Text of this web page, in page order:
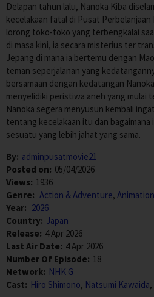
Delapan tahun lalu, Nanoka Kiba
kecelakaan fatal di Pusat
lorong toko-toko yang terbengkalai
di masa kini, ia secara misterius ter
Jepang di mana ia bertemu dengan
teman seperjalanan yang
bersamaan dengan kedatangan
menyelidiki peristiwa aneh yang mulai
Nanoka segera menyusun kembali
tentang kecelakaan itu dan bagaimana
sesuatu yang lebih jahat yang sama.
By: adminpusatmovie21
Posted on: 05/04/2026
Views: 1936
Genre: Action & Adventure, Animation
Year: 2026
Country: Japan
Release: 4 Apr 2026
Last Air Date: 4 Apr 2026
Number Of Episode: 18
Network: NHK G
Cast: Hiro Shimono, Natsumi Kawaida,